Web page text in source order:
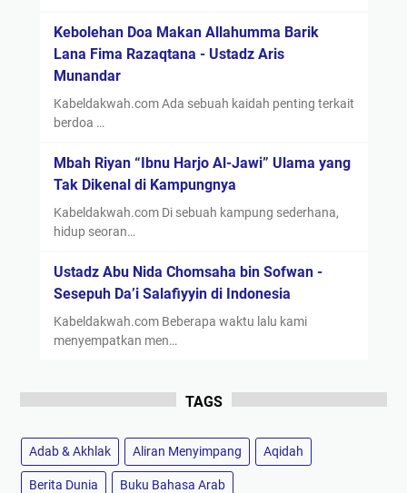
Kebolehan Doa Makan Allahumma Barik
Lana Fima Razaqtana - Ustadz Aris
Munandar
Kabeldakwah.com Ada sebuah kaidah penting terkait
berdoa …
Mbah Riyan “Ibnu Harjo Al-Jawi” Ulama yang
Tak Dikenal di Kampungnya
Kabeldakwah.com Di sebuah kampung sederhana,
hidup seoran…
Ustadz Abu Nida Chomsaha bin Sofwan -
Sesepuh Da’i Salafiyyin di Indonesia
Kabeldakwah.com Beberapa waktu lalu kami
menyempatkan men…
TAGS
Adab & Akhlak Aliran Menyimpang Aqidah
Berita Dunia Buku Bahasa Arab